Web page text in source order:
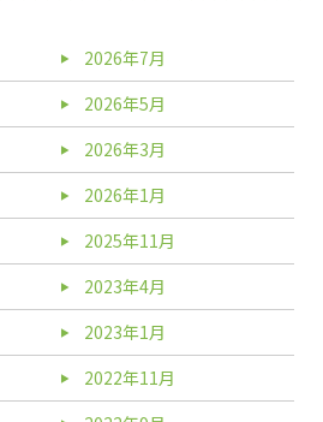
2026年7月
2026年5月
2026年3月
2026年1月
2025年11月
2023年4月
2023年1月
2022年11月